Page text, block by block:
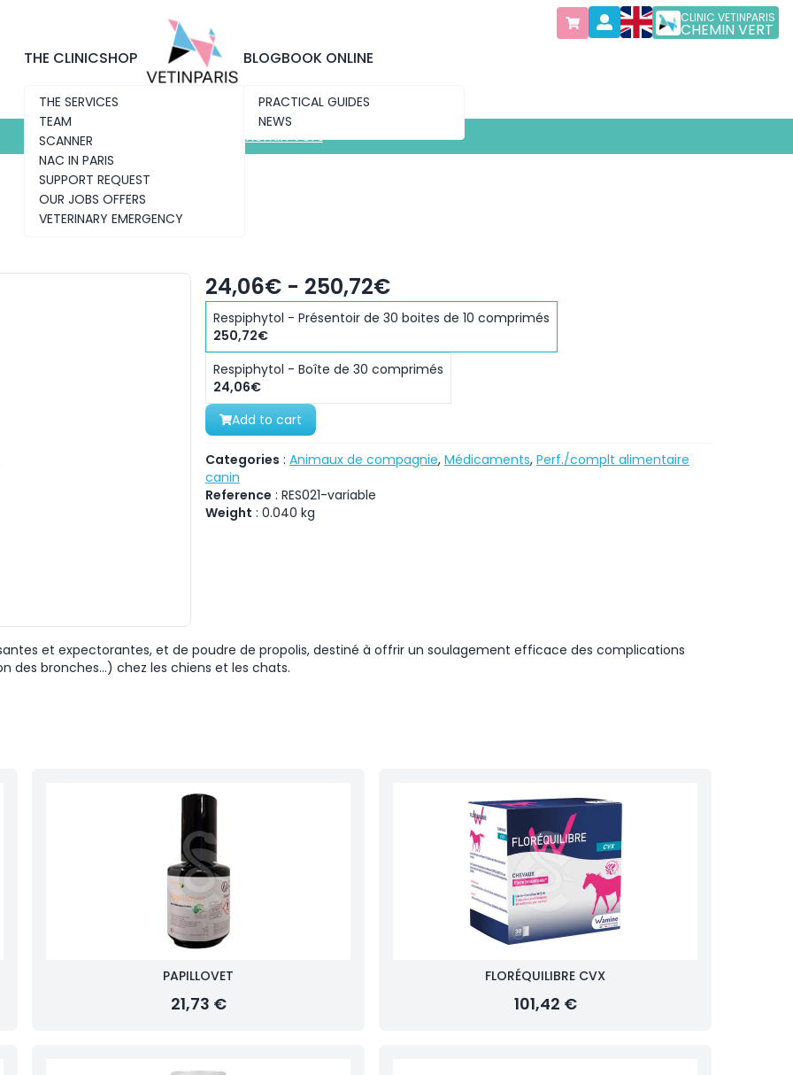
CLINIC VETINPARIS
CHEMIN VERT
THE CLINIC
THE SERVICES
TEAM
SCANNER
NAC IN PARIS
SUPPORT REQUEST
OUR JOBS OFFERS
VETERINARY EMERGENCY
SHOP BLOG
PRACTICAL GUIDES
NEWS
BOOK ONLINE
Discover the new clinic Chemin Vert
Discover the new clinic
24,06€ - 250,72€
Respiphytol - Présentoir de 30 boites de 10 comprimés
250,72€
Respiphytol - Boîte de 30 comprimés
24,06€
Add to cart
Categories : Animaux de compagnie, Médicaments, Perf./complt alimentaire
canin
Reference : RES021-variable
Weight : 0.040 kg
et expectorantes, et de poudre de propolis, destiné à offrir un soulagement efficace des complications
des bronches…) chez les chiens et les chats.
PAPILLOVET
21,73 €
FLORÉQUILIBRE CVX
101,42 €